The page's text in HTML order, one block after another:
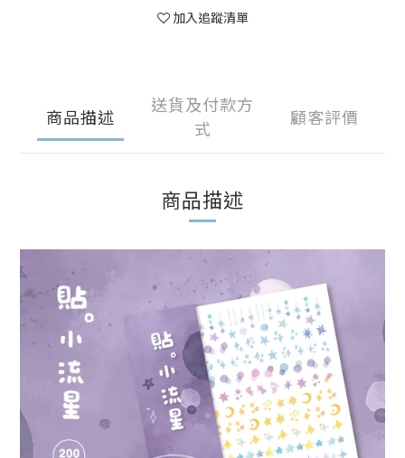
加入追蹤清單
商品描述
送貨及付款方
式
顧客評價
商品描述